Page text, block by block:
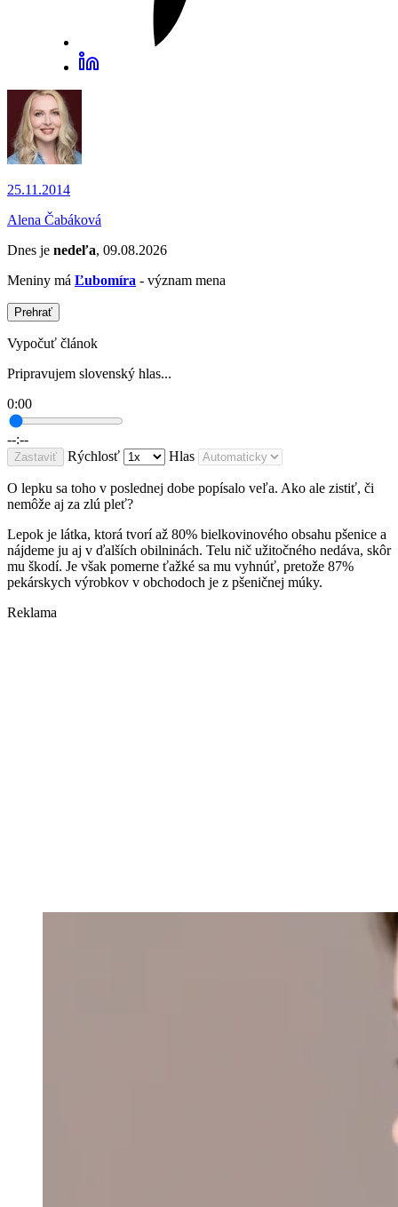
25.11.2014
Alena Čabáková
Dnes je nedeľa, 09.08.2026
Meniny má Ľubomíra - význam mena
Prehrať
Vypočuť článok
Pripravujem slovenský hlas...
0:00
--:--
Zastaviť Rýchlosť Hlas
O lepku sa toho v poslednej dobe popísalo veľa. Ako ale zistiť, či
nemôže aj za zlú pleť?
Lepok je látka, ktorá tvorí až 80% bielkovinového obsahu pšenice a
nájdeme ju aj v ďalších obilninách. Telu nič užitočného nedáva, skôr
mu škodí. Je však pomerne ťažké sa mu vyhnúť, pretože 87%
pekárskych výrobkov v obchodoch je z pšeničnej múky.
Reklama